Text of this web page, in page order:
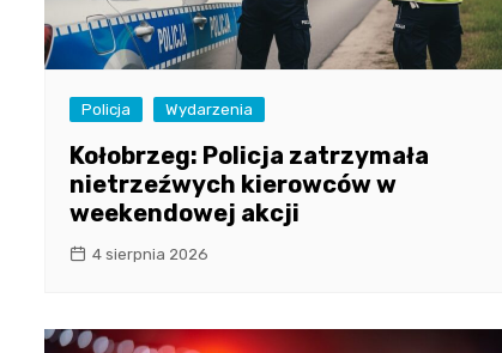
Policja Wydarzenia
Kołobrzeg: Policja zatrzymała
nietrzeźwych kierowców w
weekendowej akcji
4 sierpnia 2026